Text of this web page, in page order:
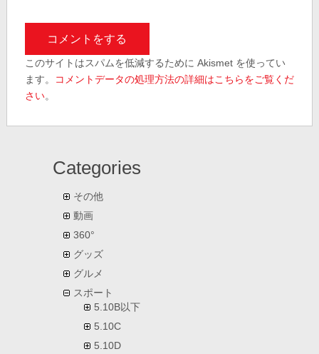
このサイトはスパムを低減するために Akismet を使ってい
ます。
コメントデータの処理方法の詳細はこちらをご覧くだ
さい。
Categories
その他
動画
360°
グッズ
グルメ
スポート
5.10B以下
5.10C
5.10D